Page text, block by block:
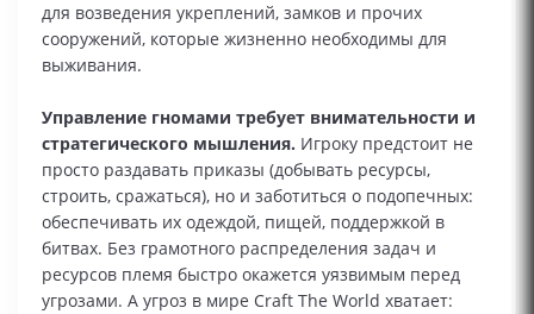
для возведения укреплений, замков и прочих
сооружений, которые жизненно необходимы для
выживания.
Управление гномами требует внимательности и
стратегического мышления. Игроку предстоит не
просто раздавать приказы (добывать ресурсы,
строить, сражаться), но и заботиться о подопечных:
обеспечивать их одеждой, пищей, поддержкой в
битвах. Без грамотного распределения задач и
ресурсов племя быстро окажется уязвимым перед
угрозами. А угроз в мире Craft The World хватает: